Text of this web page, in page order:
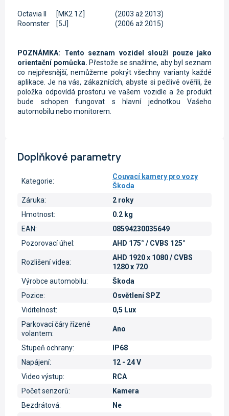
Octavia II [MK2 1Z]
(2003 až 2013)
Roomster
[5J] (2006 až 2015)
POZNÁMKA: Tento seznam vozidel slouží pouze jako
orientační pomůcka. Přestože se snažíme, aby byl seznam
co nejpřesnější, nemůžeme pokrýt všechny varianty každé
aplikace. Je na vás, zákaznících, abyste si pečlivě ověřili, že
položka odpovídá prostoru ve vašem vozidle a že produkt
bude schopen fungovat s hlavní jednotkou Vašeho
automobilu nebo monitorem.
Doplňkové parametry
Kategorie:
Couvací kamery pro vozy
Škoda
Záruka:
2 roky
Hmotnost:
0.2 kg
EAN:
08594230035649
Pozorovací úhel : AHD 175° / CVBS 125°
Rozlišení videa:
AHD 1920 x 1080 / CVBS
1280 x 720
Výrobce automobilu:
Škoda
Pozice:
Osvětlení SPZ
Viditelnost:
0,5 Lux
Parkovací čáry řízené
volantem:
Ano
Stupeň ochrany:
IP68
Napájení:
12 - 24 V
Video výstup:
RCA
Počet senzorů:
Kamera
Bezdrátová:
Ne